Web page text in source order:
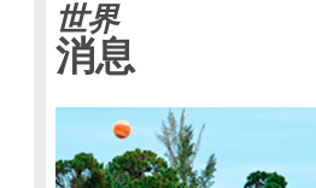
世界
消息